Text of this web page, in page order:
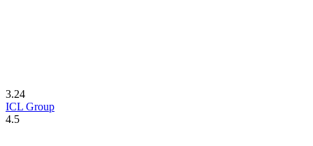
3.24
ICL Group
4.5